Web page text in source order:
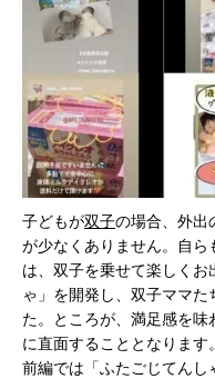
子どもが双子の場合、外出
が少なくありません。自
は、双子を乗せて楽しく
ゃ」を開発し、双子ママ
た。ところが、満足感を
に直面することとなります。
前編では「ふたごじてん